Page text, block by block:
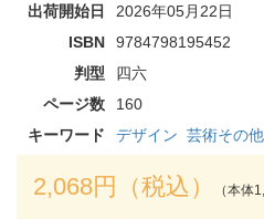
出荷開始日
2026年05月22日
ISBN
9784798195452
判型
四六
ページ数
160
キーワード
デザイン 芸術その他
2,068円（税込） （本体